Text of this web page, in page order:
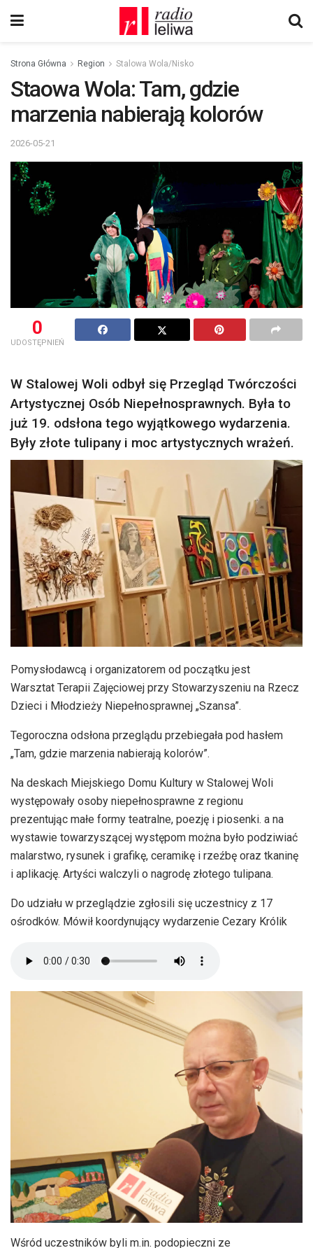
Strona Główna Region Stalowa Wola/Nisko
Staowa Wola: Tam, gdzie
marzenia nabierają kolorów
2026-05-21
0
UDOSTĘPNIEŃ
W Stalowej Woli odbył się Przegląd Twórczości
Artystycznej Osób Niepełnosprawnych. Była to
już 19. odsłona tego wyjątkowego wydarzenia.
Były złote tulipany i moc artystycznych wrażeń.
Pomysłodawcą i organizatorem od początku jest
Warsztat Terapii Zajęciowej przy Stowarzyszeniu na Rzecz
Dzieci i Młodzieży Niepełnosprawnej „Szansa”.
Tegoroczna odsłona przeglądu przebiegała pod hasłem
„Tam, gdzie marzenia nabierają kolorów”.
Na deskach Miejskiego Domu Kultury w Stalowej Woli
występowały osoby niepełnosprawne z regionu
prezentując małe formy teatralne, poezję i piosenki. a na
wystawie towarzyszącej występom można było podziwiać
malarstwo, rysunek i grafikę, ceramikę i rzeźbę oraz tkaninę
i aplikację. Artyści walczyli o nagrodę złotego tulipana.
Do udziału w przeglądzie zgłosili się uczestnicy z 17
ośrodków. Mówił koordynujący wydarzenie Cezary Królik
Wśród uczestników byli m.in. podopieczni ze